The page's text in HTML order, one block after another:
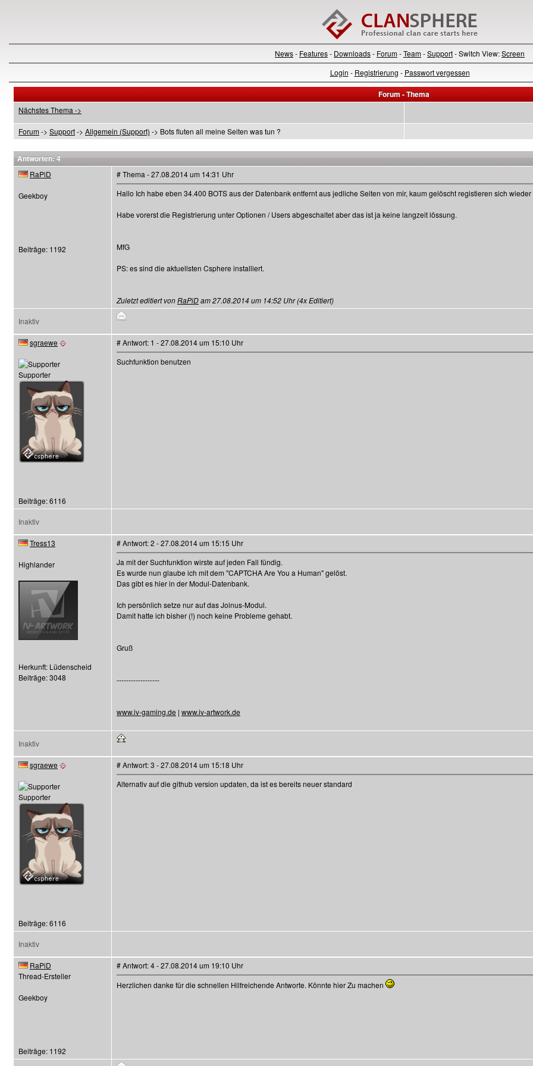
News- Features- Downloads- Forum-Team-Support- Switch View:Screen
Login - Registrierung - Passwort vergessen
Forum - Thema
Nächstes Thema ->
Forum-> Support-> Allgemein (Support) -> Bots fluten all meine Seiten was tun ?
Antworten: 4
RaPiD
Geekboy
Beiträge: 1192
# Thema - 27.08.2014 um 14:31 Uhr
Hallo Ich habe eben 34.400 BOTS aus der Datenbank entfernt aus jedliche Seiten von mir, kaum gelöscht registieren sich
Habe vorerst die Registrierung unter Optionen / Users abgeschaltet aber das ist ja keine langzeit lössung.
MfG
PS: es sind die aktuellsten Csphere installiert.
Zuletzt editiert vonRaPiDam 27.08.2014 um 14:52 Uhr (4x Editiert)
Inaktiv
sgraewe
Supporter
Beiträge: 6116
# Antwort: 1 - 27.08.2014 um 15:10 Uhr
Suchfunktion benutzen
Inaktiv
Tress13
Highlander
Herkunft: Lüdenscheid
Beiträge: 3048
# Antwort: 2 - 27.08.2014 um 15:15 Uhr
Ja mit der Suchfunktion wirste auf jeden Fall fündig.
Es wurde nun glaube ich mit dem "CAPTCHA Are You a Human" gelöst.
Das gibt es hier in der Modul-Datenbank.
Ich persönlich setze nur auf das Joinus-Modul.
Damit hatte ich bisher (!) noch keine Probleme gehabt.
Gruß
------------------
www.iv-gaming.de | www.iv-artwork.de
Inaktiv
sgraewe
Supporter
Beiträge: 6116
# Antwort: 3 - 27.08.2014 um 15:18 Uhr
Alternativ auf die github version updaten, da ist es bereits neuer standard
Inaktiv
RaPiD
Thread-Ersteller
Geekboy
Beiträge: 1192
# Antwort: 4 - 27.08.2014 um 19:10 Uhr
Herzlichen danke für die schnellen Hilfreichende Antworte. Könnte hier Zu machen